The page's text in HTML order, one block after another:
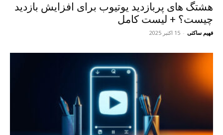
هشتگ های پربازدید یوتیوب برای افزایش بازدید
چیست؟ + لیست کامل
فهیم ساکتی - 15 اکتبر 2025